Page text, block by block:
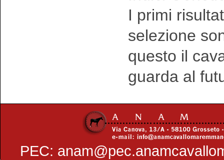
I primi
selezione
questo il
guarda al
PEC: